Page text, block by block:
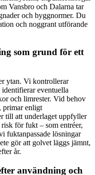
Vansbro och Dalarna tar
och byggnormer. Du
och noggrant utförande
som grund för ett
ytan. Vi kontrollerar
eventuella
och limrester. Vid behov
primar enligt
till att underlaget uppfyller
för fukt – som entréer,
fuktanpassade lösningar
gör att golvet läggs jämnt,
år.
användning och